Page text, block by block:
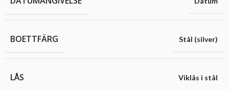
BOETTFÄRG Stål (silver)
LÅS Viklås i stål